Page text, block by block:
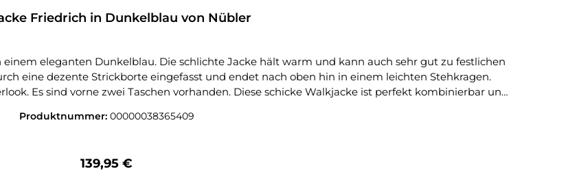
Friedrich in Dunkelblau von Nübler
eleganten Dunkelblau. Die schlichte Jacke hält warm und kann auch sehr gut zu festlichen
eine dezente Strickborte eingefasst und endet nach oben hin in einem leichten Stehkragen.
Es sind vorne zwei Taschen vorhanden. Diese schicke Walkjacke ist perfekt kombinierbar und
empfohlen, bei geringer Hitze bügeln Material:100% Wolle
Produktnummer: 00000038365409
Regulärer Preis:
139,95 €